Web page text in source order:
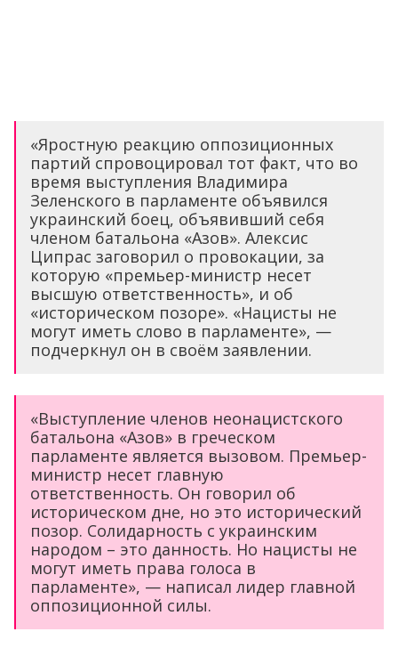
«Яростную реакцию оппозиционных
партий спровоцировал тот факт, что во
время выступления Владимира
Зеленского в парламенте объявился
украинский боец, объявивший себя
членом батальона «Азов». Алексис
Ципрас заговорил о провокации, за
которую «премьер-министр несет
высшую ответственность», и об
«историческом позоре». «Нацисты не
могут иметь слово в парламенте», —
подчеркнул он в своём заявлении.
«Выступление членов неонацистского
батальона «Азов» в греческом
парламенте является вызовом. Премьер-
министр несет главную
ответственность. Он говорил об
историческом дне, но это исторический
позор. Солидарность с украинским
народом – это данность. Но нацисты не
могут иметь права голоса в
парламенте», — написал лидер главной
оппозиционной силы.